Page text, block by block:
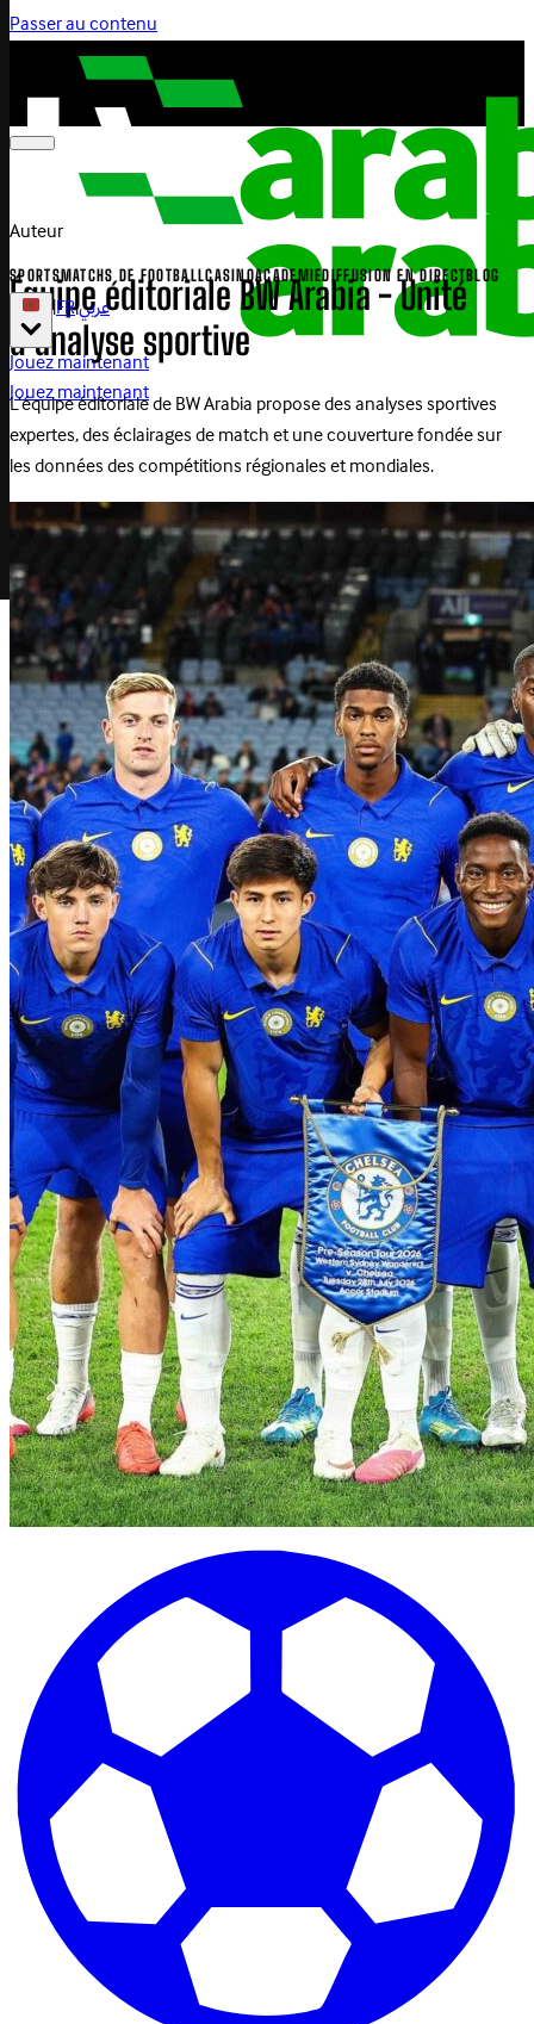
Passer au contenu
SPORTSMATCHS DE FOOTBALLCASINOACADEMIEDIFFUSION EN DIRECTBLOG
|FR|عربي
Jouez maintenant
Jouez maintenant
Auteur
Équipe éditoriale BW Arabia - Unité
d’analyse sportive
L’équipe éditoriale de BW Arabia propose des analyses sportives
expertes, des éclairages de match et une couverture fondée sur
les données des compétitions régionales et mondiales.